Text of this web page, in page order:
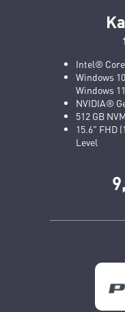
Intel®
Windows
Windows
NVIDIA®
512 GB
15.6" FHD
Level